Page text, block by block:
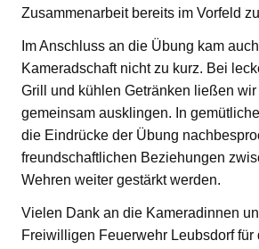
Zusammenarbeit bereits im Vorfeld
Im Anschluss an die Übung kam
Kameradschaft nicht zu kurz. Bei
Grill und kühlen Getränken ließen wir
gemeinsam ausklingen. In
die Eindrücke der Übung
freundschaftlichen Beziehungen
Wehren weiter gestärkt werden.
Vielen Dank an die Kameradinnen
Freiwilligen Feuerwehr Leubsdorf für